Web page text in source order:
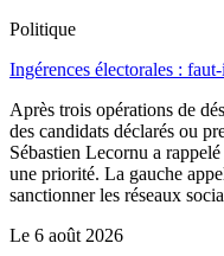
Politique
Ingérences électorales :
Après trois opérations de
des candidats déclarés ou
Sébastien Lecornu a
une priorité. La gauche
sanctionner les réseaux
Le 6 août 2026